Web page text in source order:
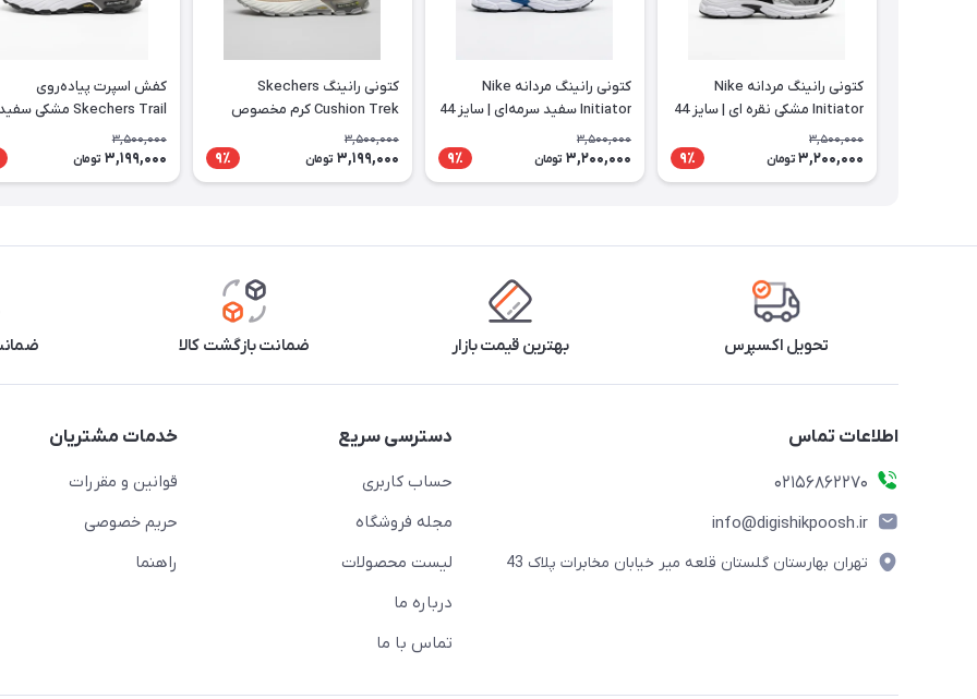
کتونی رانینگ مردانه Nike
Initiator مشکی نقره ای | سایز 44
3,500,000
3,200,000 تومان 9٪
کتونی رانینگ مردانه Nike
Initiator سفید سرمه‌ای | سایز 44
3,500,000
3,200,000 تومان 9٪
کتونی رانینگ Skechers
Cushion Trek کرم مخصوص
استفاده روزانه
3,500,000
3,199,000 تومان 9٪
کفش اسپرت پیاده‌روی
Skechers Trail مشکی سفید
3,500,000
3,199,000 تومان
تحویل اکسپرس بهترین قیمت بازار ضمانت بازگشت کالا
اطلاعات تماس
02156862270
info@digishikpoosh.ir
تهران بهارستان گلستان قلعه میر خیابان مخابرات پلاک 43
دسترسی سریع
حساب کاربری
مجله فروشگاه
لیست محصولات
درباره ما
تماس با ما
خدمات مشتریان
قوانین و مقررات
حریم خصوصی
راهنما